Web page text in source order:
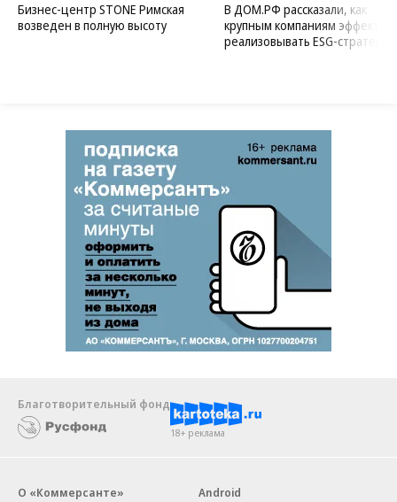
Бизнес-центр STONE Римская
возведен в полную высоту
В ДОМ.РФ рассказали, как
крупным компаниям
реализовывать ESG-стратегию
Благотворительный фонд
18+ реклама
О «Коммерсанте»
Android